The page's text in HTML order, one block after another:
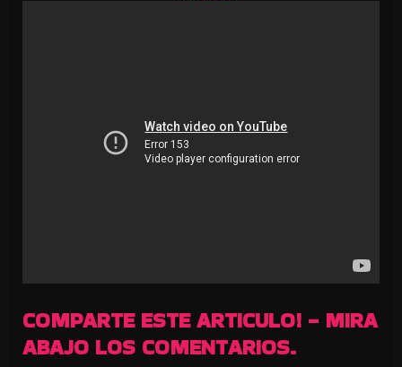
COMPARTE ESTE ARTICULO! - MIRA
ABAJO LOS COMENTARIOS.